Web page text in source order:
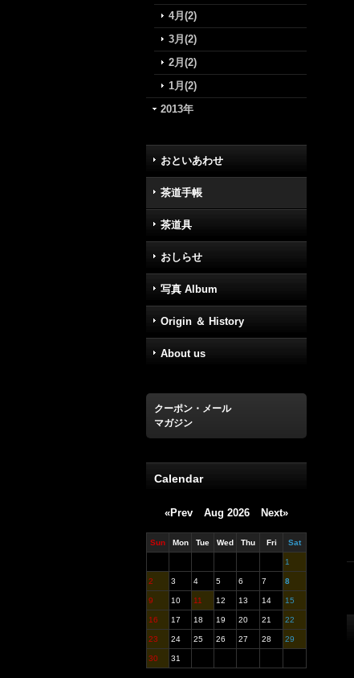
4月(2)
3月(2)
2月(2)
1月(2)
2013年
おといあわせ
茶道手帳
茶道具
おしらせ
写真 Album
Origin ＆ History
About us
クーポン・メール
マガジン
Calendar
«Prev Aug 2026 Next»
Sun Mon Tue Wed Thu Fri Sat
1
2 3 4 5 6 7 8
9 10 11 12 13 14 15
16 17 18 19 20 21 22
23 24 25 26 27 28 29
30 31